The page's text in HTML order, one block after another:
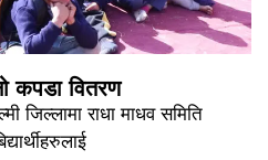
कपडा वितरण
जिल्लामा राधा माधव समिति